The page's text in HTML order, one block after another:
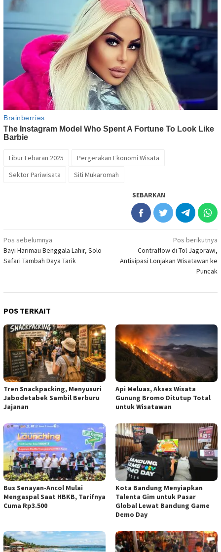
Libur Lebaran 2025
Pergerakan Ekonomi Wisata
Sektor Pariwisata
Siti Mukaromah
SEBARKAN
Navigasi
pos
Pos sebelumnya
Bayi Harimau Benggala Lahir, Solo
Safari Tambah Daya Tarik
Pos berikutnya
Contraflow di Tol Jagorawi,
Antisipasi Lonjakan Wisatawan ke
Puncak
POS TERKAIT
Tren Snackpacking, Menyusuri
Jabodetabek Sambil Berburu
Jajanan
Api Meluas, Akses Wisata
Gunung Bromo Ditutup Total
untuk Wisatawan
Bus Senayan-Ancol Mulai
Mengaspal Saat HBKB, Tarifnya
Cuma Rp3.500
Kota Bandung Menyiapkan
Talenta Gim untuk Pasar
Global Lewat Bandung Game
Demo Day